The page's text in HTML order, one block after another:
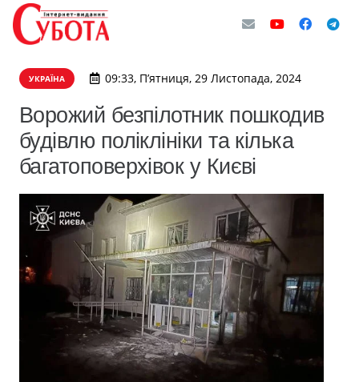
УКРАЇНА 09:33, П’ятниця, 29 Листопада, 2024
Ворожий безпілотник пошкодив
будівлю поліклініки та кілька
багатоповерхівок у Києві